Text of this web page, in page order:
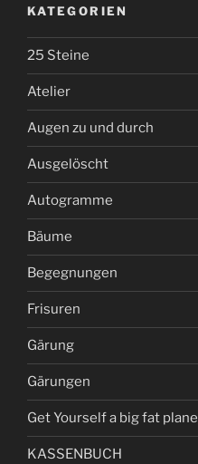
KATEGORIEN
25 Steine
Atelier
Augen zu und durch
Ausgelöscht
Autogramme
Bäume
Begegnungen
Frisuren
Gärung
Gärungen
Get Yourself a big fat plane
KASSENBUCH